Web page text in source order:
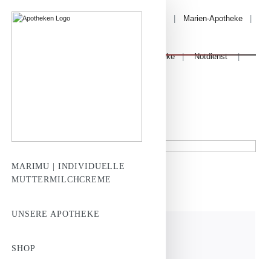
MARIMU Marien-Apotheke
MariPlus-Apotheke | Notdienst |
Teilnehmende Apotheken
MARIMU | INDIVIDUELLE
MUTTERMILCHCREME
UNSERE APOTHEKE
SHOP